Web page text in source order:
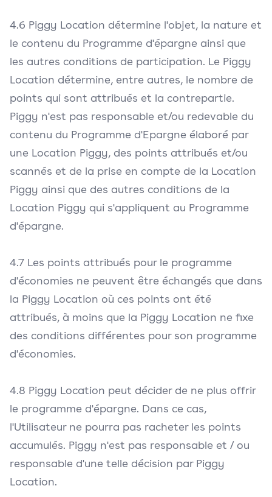
4.6 Piggy Location détermine l'objet, la nature et
le contenu du Programme d'épargne ainsi que
les autres conditions de participation. Le Piggy
Location détermine, entre autres, le nombre de
points qui sont attribués et la contrepartie.
Piggy n'est pas responsable et/ou redevable du
contenu du Programme d'Epargne élaboré par
une Location Piggy, des points attribués et/ou
scannés et de la prise en compte de la Location
Piggy ainsi que des autres conditions de la
Location Piggy qui s'appliquent au Programme
d'épargne.
4.7 Les points attribués pour le programme
d'économies ne peuvent être échangés que dans
la Piggy Location où ces points ont été
attribués, à moins que la Piggy Location ne fixe
des conditions différentes pour son programme
d'économies.
4.8 Piggy Location peut décider de ne plus offrir
le programme d'épargne. Dans ce cas,
l'Utilisateur ne pourra pas racheter les points
accumulés. Piggy n'est pas responsable et / ou
responsable d'une telle décision par Piggy
Location.